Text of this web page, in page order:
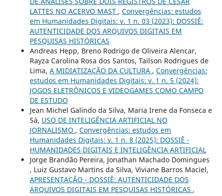
LATTES NO ACERVO MAST , Convergências: estudos
em Humanidades Digitais: v. 1 n. 03 (2023): DOSSIÊ:
AUTENTICIDADE DOS ARQUIVOS DIGITAIS EM
PESQUISAS HISTÓRICAS
Andreas Hepp, Breno Rodrigo de Oliveira Alencar,
Rayza Carolina Rosa dos Santos, Tailson Rodrigues de
Lima, A MIDIATIZAÇÃO DA CULTURA , Convergências:
estudos em Humanidades Digitais: v. 1 n. 5 (2024):
JOGOS ELETRÔNICOS E VIDEOGAMES COMO CAMPO
DE ESTUDO
Jean Michel Galindo da Silva, Maria Irene da Fonseca e
Sá, USO DE INTELIGÊNCIA ARTIFICIAL NO
JORNALISMO , Convergências: estudos em
Humanidades Digitais: v. 1 n. 8 (2025): DOSSIÊ -
HUMANIDADES DIGITAIS E INTELIGÊNCIA ARTIFICIAL
Jorge Brandão Pereira, Jonathan Machado Domingues
, Luiz Gustavo Martins da Silva, Viviane Barros Maciel,
APRESENTAÇÃO - DOSSIÊ: AUTENTICIDADE DOS
ARQUIVOS DIGITAIS EM PESQUISAS HISTÓRICAS ,